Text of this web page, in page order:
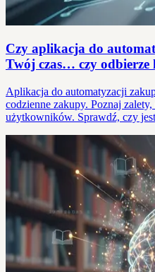
Czy aplikacja do
Twój czas… czy odbierze
Aplikacja do automatyzacji
codzienne zakupy. Poznaj
użytkowników. Sprawdź, czy